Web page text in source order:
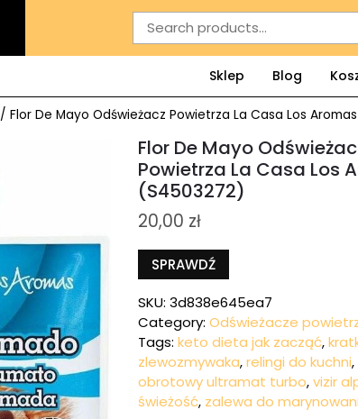
Search
for:
Sklep Blog
/ Flor De Mayo Odświeżacz Powietrza La Casa Los
Flor De Mayo
Powietrza La Casa Los
(S4503272)
20,00 zł
SPRAWDŹ
SKU:3d838e645ea7
Category:Odświeżacze
Tags:keto dieta jak zacząć,
zlewozmywaka,relingi do kuchni,
obrotowy ultramat turbo,vizir
świeżość, zalewa do